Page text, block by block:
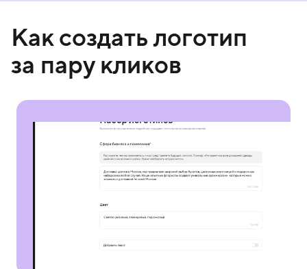
Как создать логотип
за пару кликов